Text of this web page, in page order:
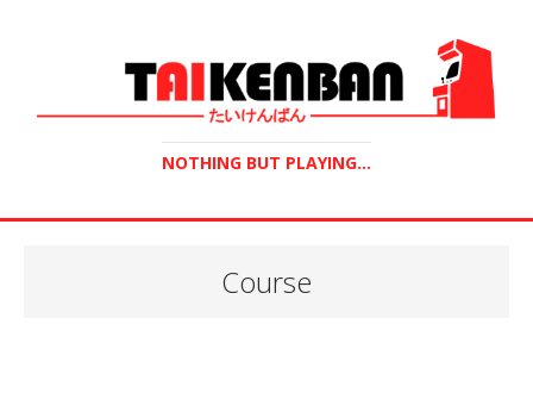
NOTHING BUT PLAYING...
Course